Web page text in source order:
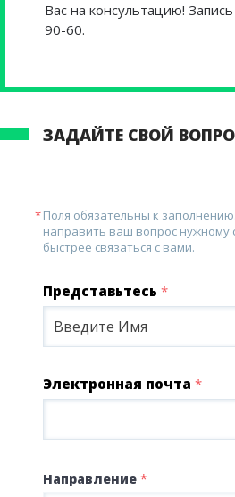
Вас на консультацию!
90-60.
ЗАДАЙТЕ СВОЙ
Поля обязательны к
направить ваш вопрос нужному
быстрее связаться с вами.
Представьтесь *
Электронная почта *
Направление *